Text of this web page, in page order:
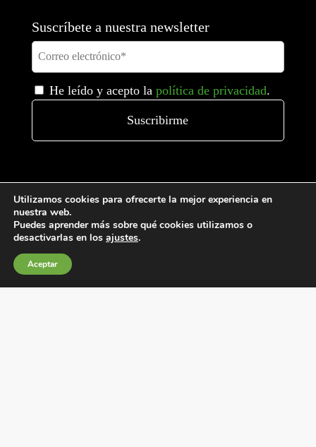
Suscríbete a nuestra newsletter
He leído y acepto la política de privacidad.
Política de privacidad
Utilizamos cookies para ofrecerte la mejor experiencia en
nuestra web.
Puedes aprender más sobre qué cookies utilizamos o
desactivarlas en los ajustes.
Aceptar